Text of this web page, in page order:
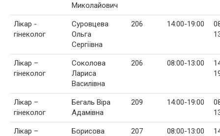
Миколайович
Лікар -
гінеколог
Суровцева
Ольга
Сергіївна
206 14:00-19:00
Лікар –
гінеколог
Соколова
Лариса
Василівна
206 08:00-13:00
Лікар –
гінеколог
Бегаль Віра
Адамівна
209 14:00-19:00
Лікар –
Борисова
207 08:00-13:00